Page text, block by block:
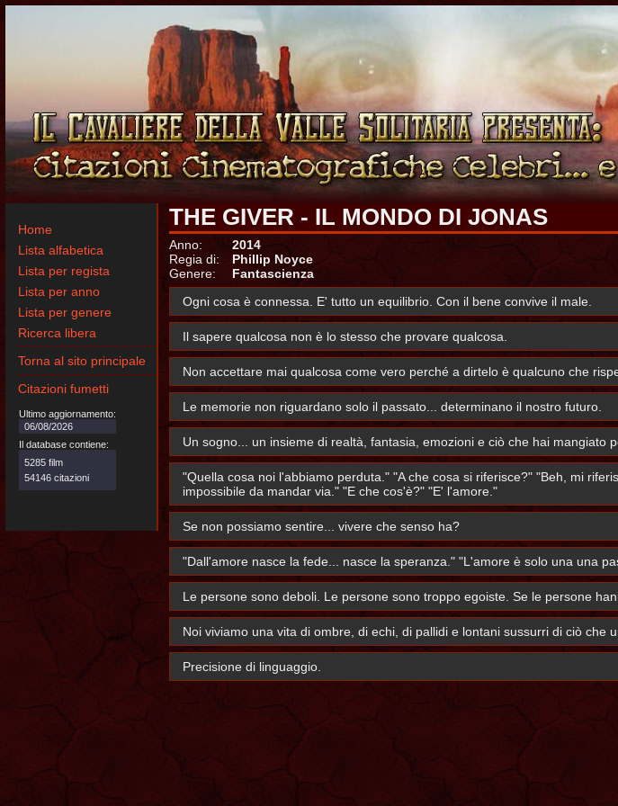
Home
Lista alfabetica
Lista per regista
Lista per anno
Lista per genere
Ricerca libera
Torna al sito principale
Citazioni fumetti
Ultimo aggiornamento:
06/08/2026
Il database contiene:
5285 film
54146 citazioni
THE GIVER - IL MONDO DI JONAS
Anno:
2014
Regia di:
Phillip Noyce
Genere:
Fantascienza
Ogni cosa è connessa. E' tutto un equilibrio. Con il bene convive il male.
Il sapere qualcosa non è lo stesso che provare qualcosa.
Non accettare mai qualcosa come vero perché a dirtelo è qualcuno che
Le memorie non riguardano solo il passato... determinano il nostro futuro.
Un sogno... un insieme di realtà, fantasia, emozioni e ciò che hai mangiato
"Quella cosa noi l'abbiamo perduta." "A che cosa si riferisce?" "Beh, mi
impossibile da mandar via." "E che cos'è?" "E' l'amore."
Se non possiamo sentire... vivere che senso ha?
"Dall'amore nasce la fede... nasce la speranza." "L'amore è solo una una
Le persone sono deboli. Le persone sono troppo egoiste. Se le persone
Noi viviamo una vita di ombre, di echi, di pallidi e lontani sussurri di ciò che
Precisione di linguaggio.